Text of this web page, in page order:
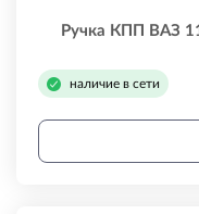
Ручка КПП ВАЗ
наличие в сети